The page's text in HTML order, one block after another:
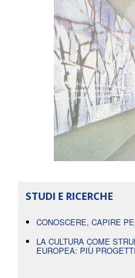
STUDI E RICERCHE
CONOSCERE, CAPIRE
LA CULTURA COME
EUROPEA: PIÙ